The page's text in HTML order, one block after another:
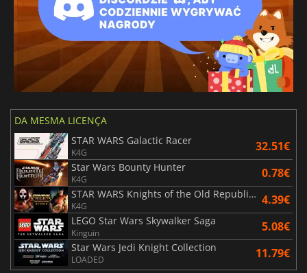
DA MESMA LICENÇA
STAR WARS Galactic Racer
K4G 32.51€
Star Wars Bounty Hunter
K4G 0.78€
STAR WARS Knights of the Old Republic Bundle
K4G 4.39€
LEGO Star Wars Skywalker Saga
Kinguin 5.08€
Star Wars Jedi Knight Collection
LOADED 11.79€